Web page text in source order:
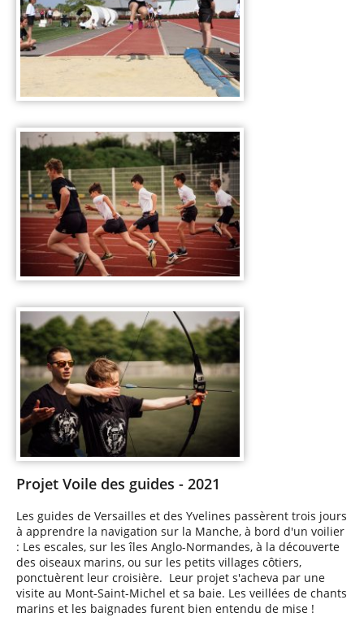
Projet Voile des guides - 2021
Les guides de Versailles et des Yvelines passèrent trois jours
à apprendre la navigation sur la Manche, à bord d'un voilier
: Les escales, sur les îles Anglo-Normandes, à la découverte
des oiseaux marins, ou sur les petits villages côtiers,
ponctuèrent leur croisière. Leur projet s'acheva par une
visite au Mont-Saint-Michel et sa baie. Les veillées de chants
marins et les baignades furent bien entendu de mise !